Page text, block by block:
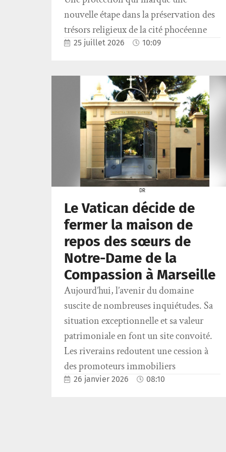
nouvelle étape dans la préservation des
trésors religieux de la cité phocéenne
25 juillet 2026 10:09
DR
Le Vatican décide de
fermer la maison de
repos des sœurs de
Notre-Dame de la
Compassion à Marseille
Aujourd’hui, l’avenir du domaine
suscite de nombreuses inquiétudes. Sa
situation exceptionnelle et sa valeur
patrimoniale en font un site convoité.
Les riverains redoutent une cession à
des promoteurs immobiliers
26 janvier 2026 08:10